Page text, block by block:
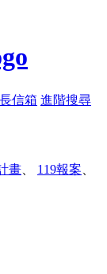
信箱 進階搜尋
畫 119報案